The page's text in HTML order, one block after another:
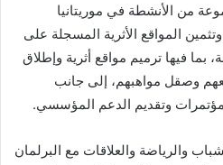
من الأنشطة في موريتانيا
المواقع الأثرية المسجلة على
بما فيها ترميم مواقع أثرية وإطلاق
وصقل مواهبهم، إلى جانب
وتقديم الدعم المؤسسي.
والرياضة والعلاقات مع البرلمان